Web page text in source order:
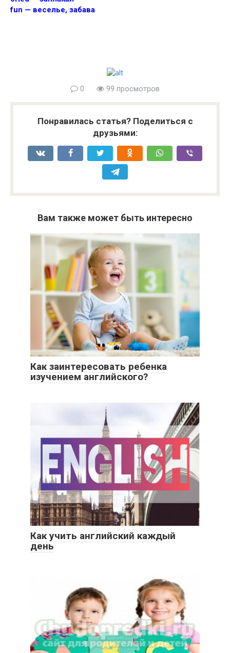
fun — веселье, забава
0 99 просмотров
Понравилась статья? Поделиться с
друзьями:
Вам также может быть интересно
Как заинтересовать ребенка
изучением английского?
Как учить английский каждый
день